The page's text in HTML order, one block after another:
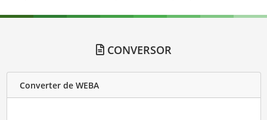
CONVERSOR
Converter de WEBA